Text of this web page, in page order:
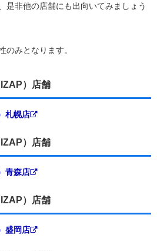
是非他の店舗にも出向いてみましょう
みとなります。
）店舗
札幌店
）店舗
青森店
）店舗
盛岡店